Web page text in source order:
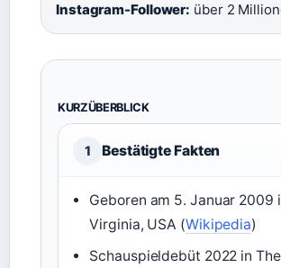
Instagram-Follower: über 2
KURZÜBERBLICK
1 Bestätigte Fakten
Geboren am 5. Januar 2009
Virginia, USA (Wikipedia)
Schauspieldebüt 2022 in The